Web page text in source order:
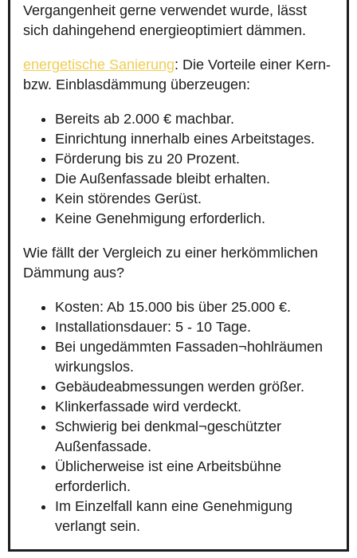
Vergangenheit gerne verwendet wurde, lässt
sich dahingehend energieoptimiert dämmen.
energetische Sanierung: Die Vorteile einer Kern-
bzw. Einblasdämmung überzeugen:
Bereits ab 2.000 € machbar.
Einrichtung innerhalb eines Arbeitstages.
Förderung bis zu 20 Prozent.
Die Außenfassade bleibt erhalten.
Kein störendes Gerüst.
Keine Genehmigung erforderlich.
Wie fällt der Vergleich zu einer herkömmlichen
Dämmung aus?
Kosten: Ab 15.000 bis über 25.000 €.
Installationsdauer: 5 - 10 Tage.
Bei ungedämmten Fassaden¬hohlräumen
wirkungslos.
Gebäudeabmessungen werden größer.
Klinkerfassade wird verdeckt.
Schwierig bei denkmal¬geschützter
Außenfassade.
Üblicherweise ist eine Arbeitsbühne
erforderlich.
Im Einzelfall kann eine Genehmigung
verlangt sein.